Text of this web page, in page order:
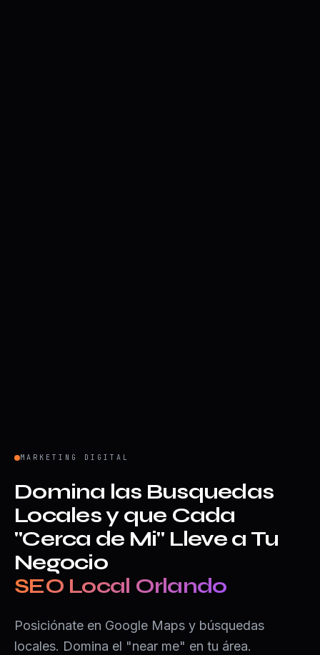
MARKETING DIGITAL
Domina las Busquedas
Locales y que Cada
"Cerca de Mi" Lleve a Tu
Negocio
SEO Local Orlando
Posiciónate en Google Maps y búsquedas
locales. Domina el "near me" en tu área.